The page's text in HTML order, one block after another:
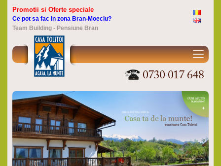
Promotii si Oferte speciale
Ce pot sa fac in zona Bran-Moeciu?
Team Building - Pensiune Bran